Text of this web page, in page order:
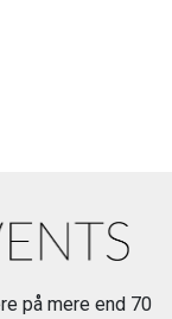
på mere end 70